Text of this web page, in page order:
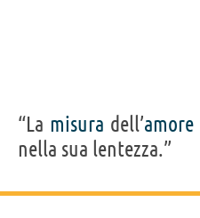
“La misura dell’amore
nella sua lentezza.”